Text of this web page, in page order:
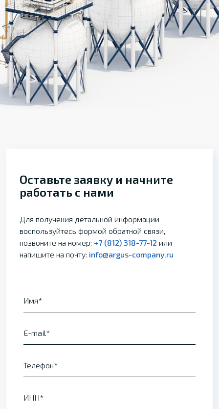
Оставьте заявку и начните
работать с нами
Для получения детальной информации
воспользуйтесь формой обратной связи,
позвоните на номер: +7 (812) 318-77-12 или
напишите на почту: info@argus-company.ru
Имя
E-mail
Телефон
ИНН